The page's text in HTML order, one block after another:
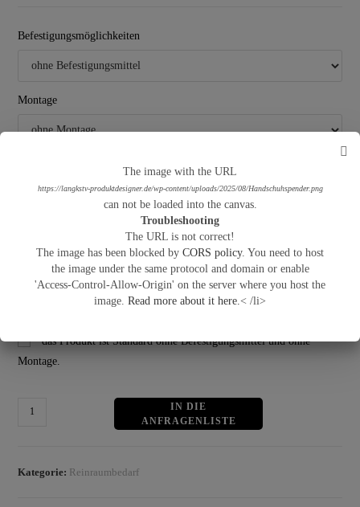
Befestigungsmöglichkeiten
Montage
das Produkt ist Standard ohne Befestigungsmittel und ohne
Montage.
Handschuhspender
Menge
IN DEN WARENKORB
Kategorie: Reinraumbedarf
The image with the URL
https://langkstv-produktdesigner.de/wp-content/uploads/2025/08/Handschuhspender.png
can not be loaded into the canvas.
Troubleshooting
The URL is not correct!
The image has been blocked by CORS policy. You need to host
the image under the same protocol and domain or enable
'Access-Control-Allow-Origin' on the server where you host the
image. Read more about it here.< /li>